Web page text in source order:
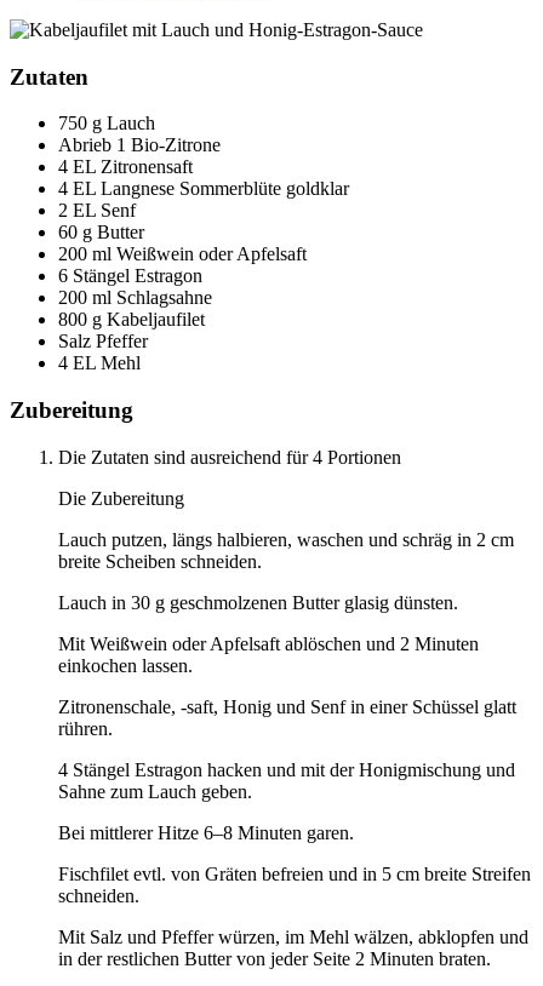
Zutaten
750 g Lauch
Abrieb 1 Bio-Zitrone
4 EL Zitronensaft
4 EL Langnese Sommerblüte goldklar
2 EL Senf
60 g Butter
200 ml Weißwein oder Apfelsaft
6 Stängel Estragon
200 ml Schlagsahne
800 g Kabeljaufilet
Salz Pfeffer
4 EL Mehl
Zubereitung
Die Zutaten sind ausreichend für 4 Portionen
Die Zubereitung
Lauch putzen, längs halbieren, waschen und schräg in 2 cm
breite Scheiben schneiden.
Lauch in 30 g geschmolzenen Butter glasig dünsten.
Mit Weißwein oder Apfelsaft ablöschen und 2 Minuten
einkochen lassen.
Zitronenschale, -saft, Honig und Senf in einer Schüssel glatt
rühren.
4 Stängel Estragon hacken und mit der Honigmischung und
Sahne zum Lauch geben.
Bei mittlerer Hitze 6–8 Minuten garen.
Fischfilet evtl. von Gräten befreien und in 5 cm breite Streifen
schneiden.
Mit Salz und Pfeffer würzen, im Mehl wälzen, abklopfen und
in der restlichen Butter von jeder Seite 2 Minuten braten.